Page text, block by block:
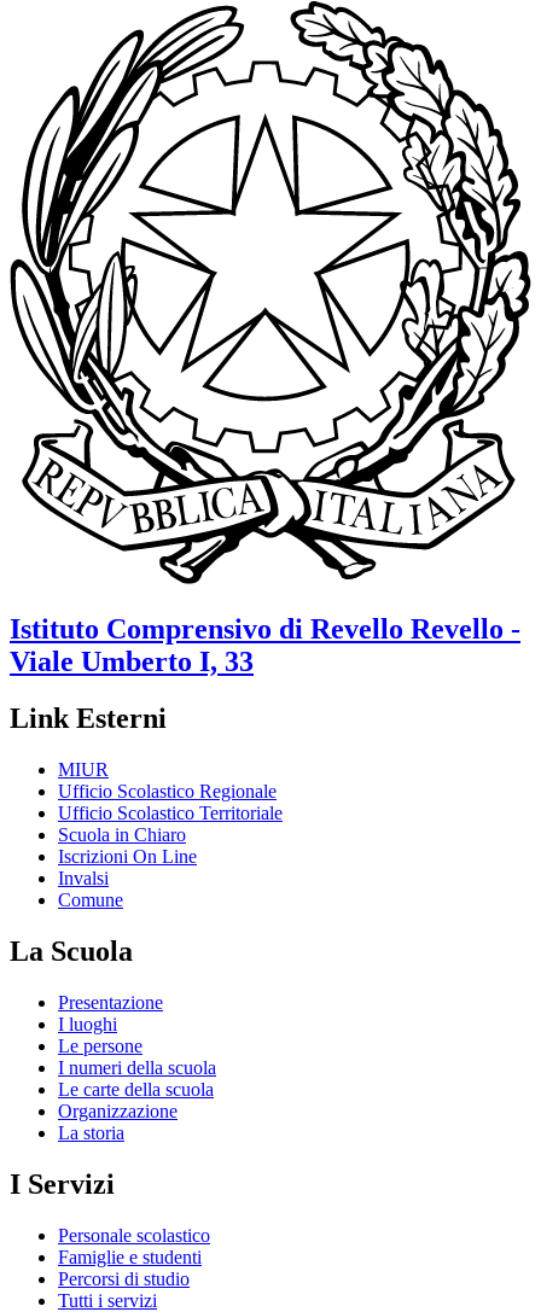
Istituto Comprensivo di Revello Revello -
Viale Umberto I, 33
Link Esterni
MIUR
Ufficio Scolastico Regionale
Ufficio Scolastico Territoriale
Scuola in Chiaro
Iscrizioni On Line
Invalsi
Comune
La Scuola
Presentazione
I luoghi
Le persone
I numeri della scuola
Le carte della scuola
Organizzazione
La storia
I Servizi
Personale scolastico
Famiglie e studenti
Percorsi di studio
Tutti i servizi